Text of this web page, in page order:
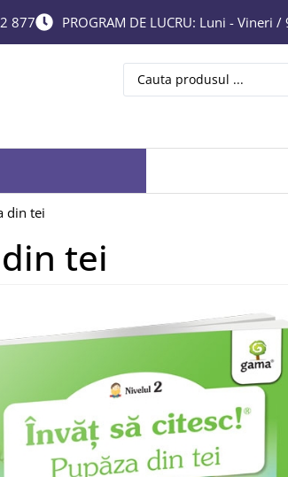
877 PROGRAM DE LUCRU: Luni - Vineri
din tei
tei